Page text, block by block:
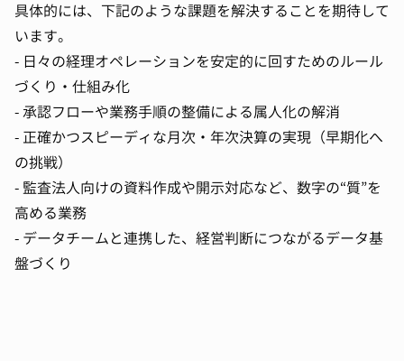
具体的には、下記のような課題を解決することを期待して
います。
- 日々の経理オペレーションを安定的に回すためのルール
づくり・仕組み化
- 承認フローや業務手順の整備による属人化の解消
- 正確かつスピーディな月次・年次決算の実現（早期化へ
の挑戦）
- 監査法人向けの資料作成や開示対応など、数字の“質”を
高める業務
- データチームと連携した、経営判断につながるデータ基
盤づくり